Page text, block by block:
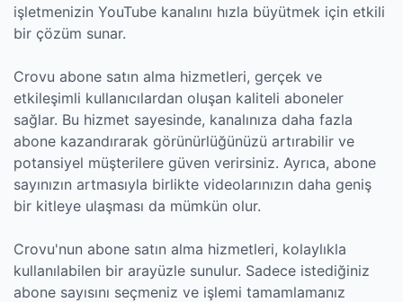
işletmenizin YouTube kanalını hızla büyütmek için etkili
bir çözüm sunar.
Crovu abone satın alma hizmetleri, gerçek ve
etkileşimli kullanıcılardan oluşan kaliteli aboneler
sağlar. Bu hizmet sayesinde, kanalınıza daha fazla
abone kazandırarak görünürlüğünüzü artırabilir ve
potansiyel müşterilere güven verirsiniz. Ayrıca, abone
sayınızın artmasıyla birlikte videolarınızın daha geniş
bir kitleye ulaşması da mümkün olur.
Crovu'nun abone satın alma hizmetleri, kolaylıkla
kullanılabilen bir arayüzle sunulur. Sadece istediğiniz
abone sayısını seçmeniz ve işlemi tamamlamanız